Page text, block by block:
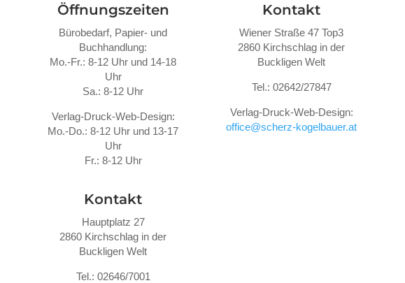
Öffnungszeiten
Bürobedarf, Papier- und
Buchhandlung:
Mo.-Fr.: 8-12 Uhr und 14-18
Uhr
Sa.: 8-12 Uhr
Verlag-Druck-Web-Design:
Mo.-Do.: 8-12 Uhr und 13-17
Uhr
Fr.: 8-12 Uhr
Kontakt
Hauptplatz 27
2860 Kirchschlag in der
Buckligen Welt
Tel.: 02646/7001
Kontakt
Wiener Straße 47 Top3
2860 Kirchschlag in der
Buckligen Welt
Tel.: 02642/27847
Verlag-Druck-Web-Design:
office@scherz-kogelbauer.at